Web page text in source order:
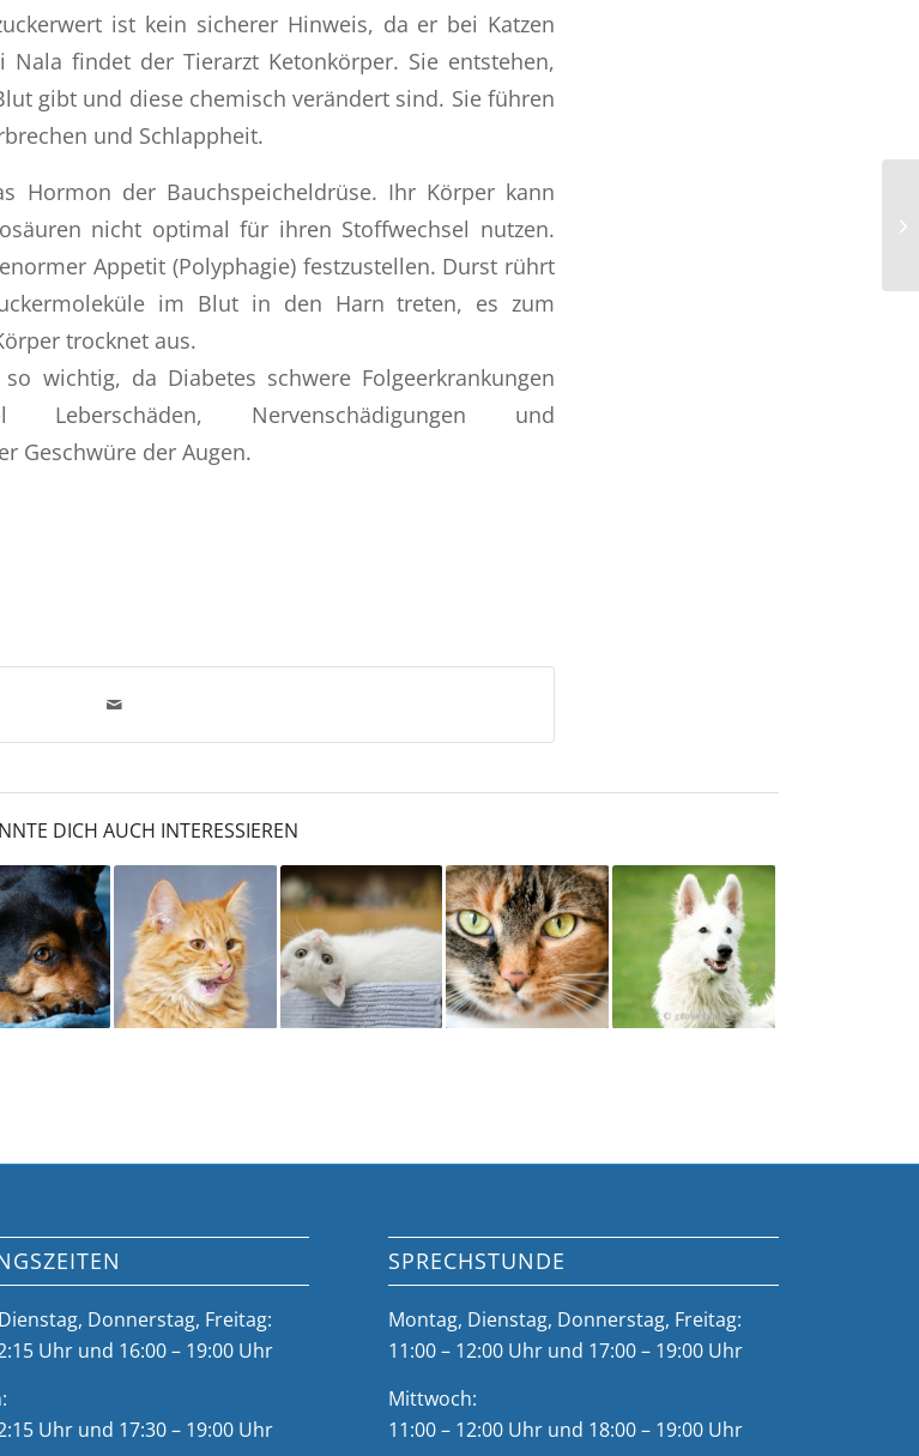
ist kein sicherer Hinweis, da er bei Katzen
Nala findet der Tierarzt Ketonkörper. Sie entstehen,
gibt und diese chemisch verändert sind. Sie führen
und Schlappheit.
Hormon der Bauchspeicheldrüse. Ihr Körper kann
nicht optimal für ihren Stoffwechsel nutzen.
Appetit (Polyphagie) festzustellen. Durst rührt
im Blut in den Harn treten, es zum
trocknet aus.
wichtig, da Diabetes schwere Folgeerkrankungen
Nervenschädigungen und
Geschwüre der Augen.
DICH AUCH INTERESSIEREN
Donnerstag, Freitag:
Uhr und 16:00 – 19:00 Uhr
Uhr und 17:30 – 19:00 Uhr
SPRECHSTUNDE
Montag, Dienstag, Donnerstag, Freitag:
11:00 – 12:00 Uhr und 17:00 – 19:00 Uhr
Mittwoch:
11:00 – 12:00 Uhr und 18:00 – 19:00 Uhr